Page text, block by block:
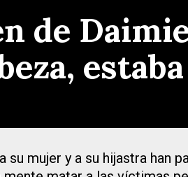
de
mujer y a su hijastra han